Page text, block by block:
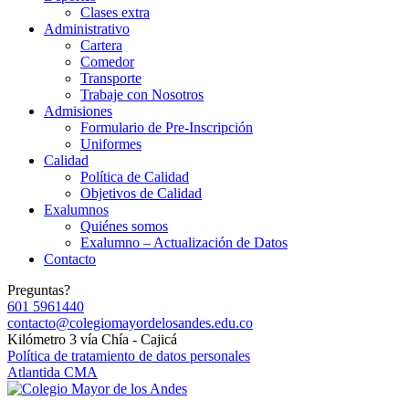
Clases extra
Administrativo
Cartera
Comedor
Transporte
Trabaje con Nosotros
Admisiones
Formulario de Pre-Inscripción
Uniformes
Calidad
Política de Calidad
Objetivos de Calidad
Exalumnos
Quiénes somos
Exalumno – Actualización de Datos
Contacto
Preguntas?
601 5961440
contacto@colegiomayordelosandes.edu.co
Kilómetro 3 vía Chía - Cajicá
Política de tratamiento de datos personales
Atlantida CMA